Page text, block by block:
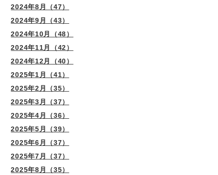
2024年8月（47）
2024年9月（43）
2024年10月（48）
2024年11月（42）
2024年12月（40）
2025年1月（41）
2025年2月（35）
2025年3月（37）
2025年4月（36）
2025年5月（39）
2025年6月（37）
2025年7月（37）
2025年8月（35）